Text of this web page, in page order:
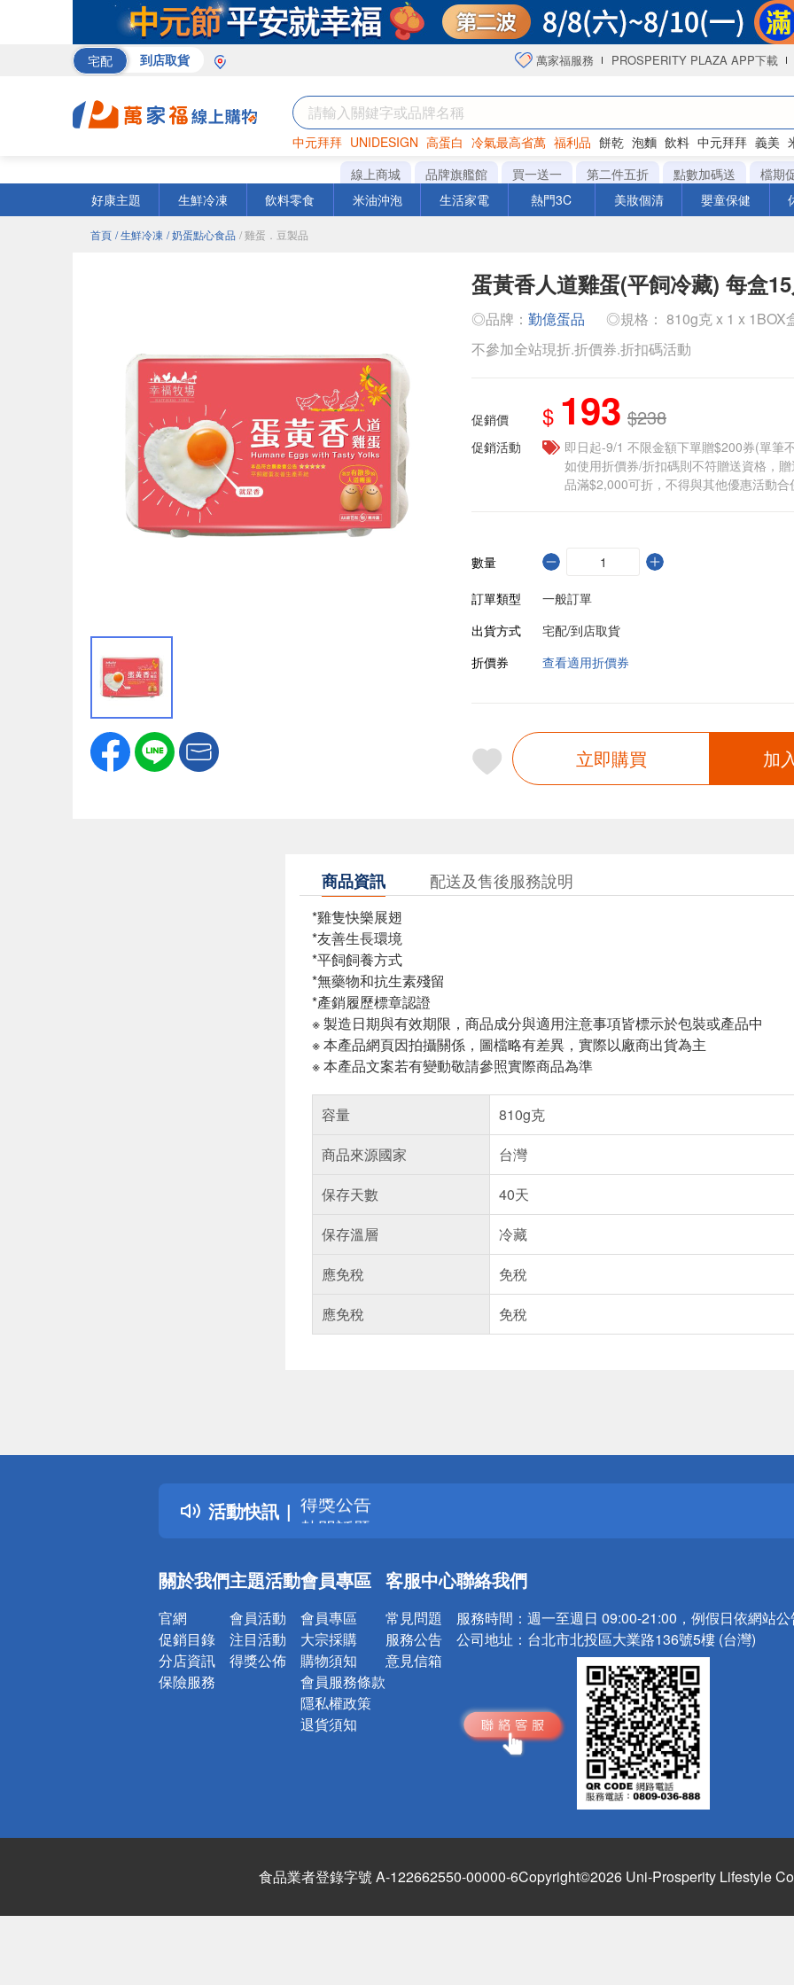
宅配 到店取貨 萬家福服務 PROSPERITY PLAZA APP下載
中元拜拜 UNIDESIGN 高蛋白 冷氣最高省萬 福利品 餅乾 泡麵 飲料 中元拜拜 義美
罐頭 咖啡 海苔
線上商城 品牌旗艦館 買一送一 第二件五折 點數加碼送
檔期
好康主題
生鮮冷凍 飲料零食 米油沖泡 生活家電 熱門3C 美妝個清 嬰童保健
首頁 / 生鮮冷凍 / 奶蛋點心食品 / 雞蛋．豆製品
蛋黃香人道雞蛋(平飼冷藏) 每盒
◎品牌： 勤億蛋品
◎規格： 810g克 x 1 x 1BOX
不參加全站現折.折價券.折扣碼活動
促銷價 $ 193 $238
促銷活動
即日起-9/1 不限金額下單贈$200券(單筆
如使用折價券/折扣碼則不符贈送資格，
品滿$2,000可折，不得與其他優惠活動合
數量
訂單類型
一般訂單
出貨方式
宅配/到店取貨
折價券
查看適用折價券
立即購買 加
商品資訊 配送及售後服務說明
*雞隻快樂展翅
*友善生長環境
*平飼飼養方式
*無藥物和抗生素殘留
*產銷履歷標章認證
※ 製造日期與有效期限，商品成分與適用注意事項皆標示於包裝或產品中
※ 本產品網頁因拍攝關係，圖檔略有差異，實際以廠商出貨為主
※ 本產品文案若有變動敬請參照實際商品為準
容量
810g克
商品來源國家
台灣
保存天數
40天
保存溫層
冷藏
應免稅
免稅
應免稅
免稅
活動快訊
詐騙網頁！請小心！
得獎公告
熱門話題
銀行優惠
詐騙網頁！請小心！
關於我們
官網
促銷目錄
分店資訊
保險服務
主題活動
會員活動
注目活動
得獎公佈
會員專區
會員專區
大宗採購
購物須知
會員服務條款
隱私權政策
退貨須知
客服中心
常見問題
服務公告
意見信箱
聯絡我們
服務時間： 週一至週日 09:00-21:00，例假日依網站
公司地址： 台北市北投區大業路136號5樓 (台灣)
食品業者登錄字號 A-122662550-00000-6Copyright©2026 Uni-Prosperity Lifestyle